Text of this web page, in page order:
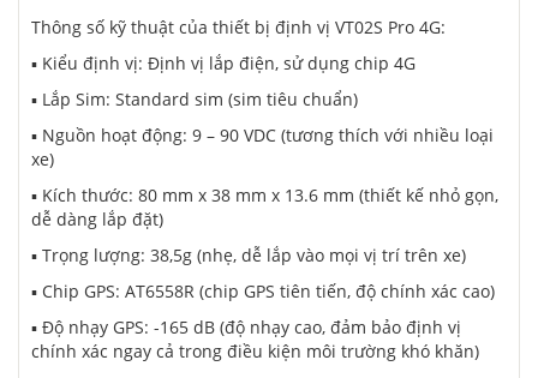
Thông số kỹ thuật của thiết bị định vị VT02S Pro 4G:
▪️ Kiểu định vị: Định vị lắp điện, sử dụng chip 4G
▪️ Lắp Sim: Standard sim (sim tiêu chuẩn)
▪️ Nguồn hoạt động: 9 – 90 VDC (tương thích với nhiều loại
xe)
▪️ Kích thước: 80 mm x 38 mm x 13.6 mm (thiết kế nhỏ gọn,
dễ dàng lắp đặt)
▪️ Trọng lượng: 38,5g (nhẹ, dễ lắp vào mọi vị trí trên xe)
▪️ Chip GPS: AT6558R (chip GPS tiên tiến, độ chính xác cao)
▪️ Độ nhạy GPS: -165 dB (độ nhạy cao, đảm bảo định vị
chính xác ngay cả trong điều kiện môi trường khó khăn)